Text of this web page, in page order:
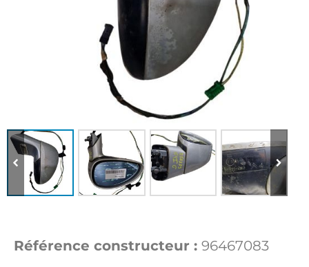
Référence constructeur : 96467083